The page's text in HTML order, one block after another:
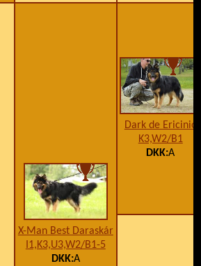
X-Man Best Daraskár
I1,K3,U3,W2/B1-5
DKK:A
Dark de Ericinio
K3,W2/B1
DKK:A